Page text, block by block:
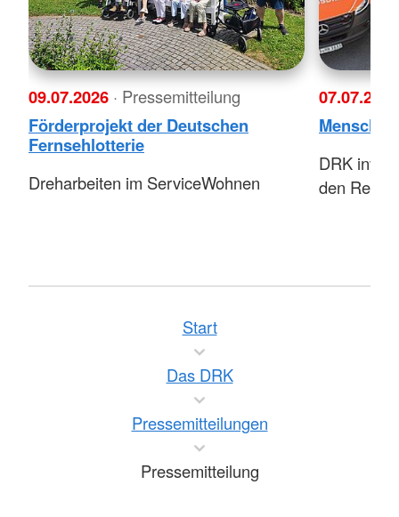
09.07.2026 · Pressemitteilung
Förderprojekt der Deutschen
Fernsehlotterie
Dreharbeiten im ServiceWohnen
DRK
den
Start
Das DRK
Pressemitteilungen
Pressemitteilung